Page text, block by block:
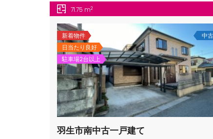
71.75 m2
新着物件
日当たり良好
駐車場2台以上
中
羽生市南中古一戸建て